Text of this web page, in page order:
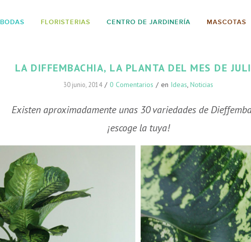
BODAS FLORISTERIAS CENTRO DE JARDINERÍA MASCOTAS
LA DIFFEMBACHIA, LA PLANTA DEL MES DE
30 junio, 2014 / 0 Comentarios / en Ideas, Noticias
Existen aproximadamente unas 30 variedades de
¡escoge la tuya!